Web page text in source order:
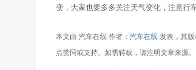
变，大家也要多多关注天气变化，注意行车
本文由 汽车在线 作者： 汽车在线 发表，其
点赞同或支持。如需转载，请注明文章来源。